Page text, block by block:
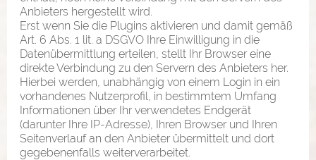
Anbieters hergestellt wird.
Erst wenn Sie die Plugins aktivieren und damit gemäß
Art. 6 Abs. 1 lit. a DSGVO Ihre Einwilligung in die
Datenübermittlung erteilen, stellt Ihr Browser eine
direkte Verbindung zu den Servern des Anbieters her.
Hierbei werden, unabhängig von einem Login in ein
vorhandenes Nutzerprofil, in bestimmtem Umfang
Informationen über Ihr verwendetes Endgerät
(darunter Ihre IP-Adresse), Ihren Browser und Ihren
Seitenverlauf an den Anbieter übermittelt und dort
gegebenenfalls weiterverarbeitet.